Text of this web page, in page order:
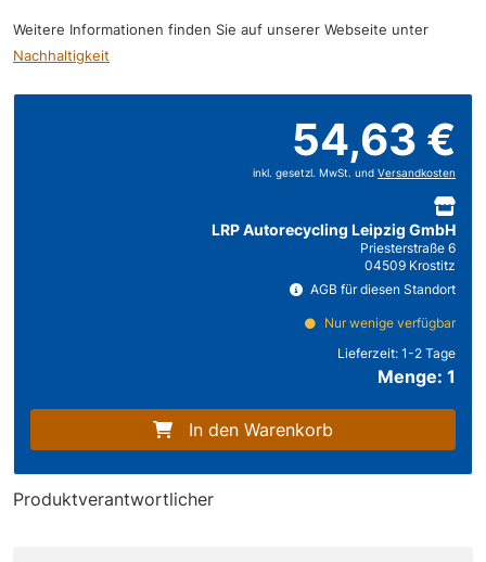
Weitere Informationen finden Sie auf unserer Webseite unter
Nachhaltigkeit
54,63 €
inkl. gesetzl. MwSt. und Versandkosten
LRP Autorecycling Leipzig GmbH
Priesterstraße 6
04509 Krostitz
AGB für diesen Standort
Nur wenige verfügbar
Lieferzeit: 1-2 Tage
Menge: 1
In den Warenkorb
Produktverantwortlicher